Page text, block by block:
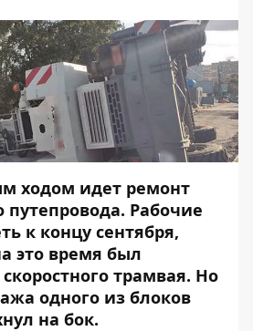
ходом идет ремонт
путепровода. Рабочие
к концу сентября,
это время был
трамвая. Но
одного из блоков
на бок.